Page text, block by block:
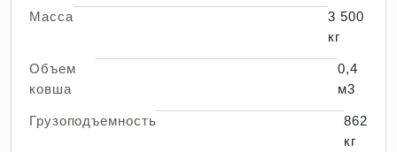
Масса
3 500
кг
Объем
ковша
0,4
м3
Грузоподъемность
862
кг